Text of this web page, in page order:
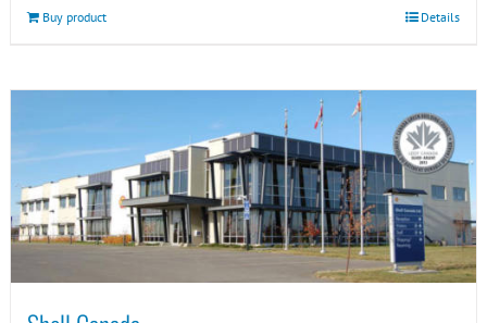
Buy product Details